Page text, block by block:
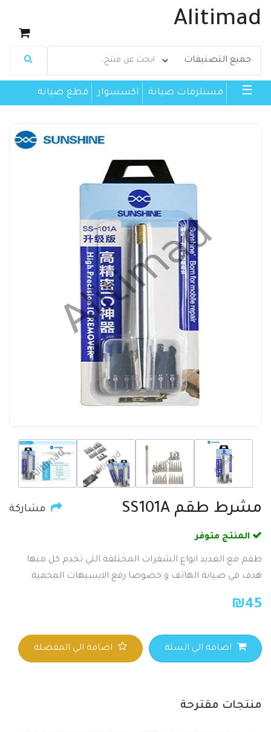
Alitimad
☰ مستلزمات صيانة اكسسوار قطع صيانة
مشرط طقم SS101A مشاركة
المنتج متوفر
طقم مع العديد انواع الشفرات المختلفة التي تخدم كل منها
هدف في صيانة الهاتف و خصوصا رفع الايسيهات المحمية
₪45
اضافة الي السلة اضافة الي المفضلة
منتجات مقترحة